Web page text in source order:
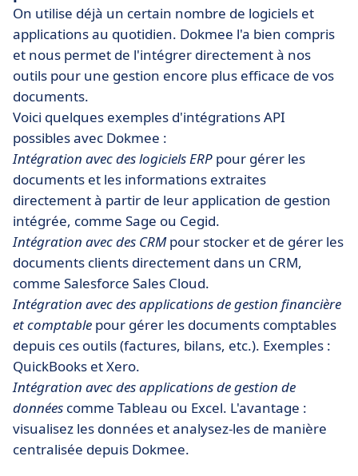
On utilise déjà un certain nombre de logiciels et
applications au quotidien. Dokmee l'a bien compris
et nous permet de l'intégrer directement à nos
outils pour une gestion encore plus efficace de vos
documents.
Voici quelques exemples d'intégrations API
possibles avec Dokmee :
Intégration avec des logiciels ERP pour gérer les
documents et les informations extraites
directement à partir de leur application de gestion
intégrée, comme Sage ou Cegid.
Intégration avec des CRMpour stocker et de gérer les
documents clients directement dans un CRM,
comme Salesforce Sales Cloud.
Intégration avec des applications de gestion financière
et comptable pour gérer les documents comptables
depuis ces outils (factures, bilans, etc.). Exemples :
QuickBooks et Xero.
Intégration avec des applications de gestion de
données comme Tableau ou Excel. L'avantage :
visualisez les données et analysez-les de manière
centralisée depuis Dokmee.